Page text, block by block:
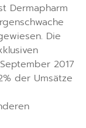
Dermapharm
Die
2017
der Umsätze